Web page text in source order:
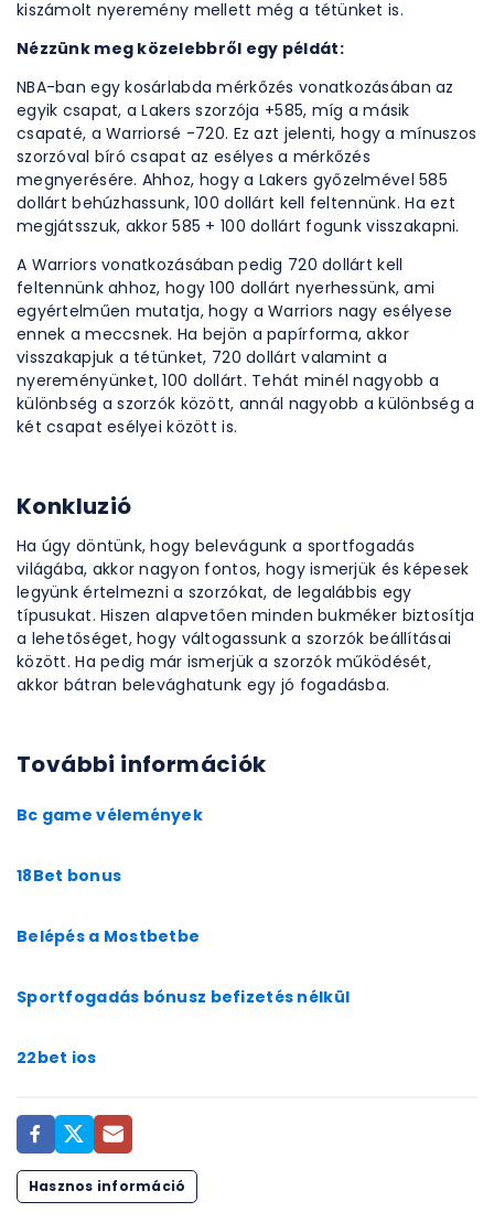
kiszámolt nyeremény mellett még a tétünket is.
Nézzünk meg közelebbről egy példát:
NBA-ban egy kosárlabda mérkőzés vonatkozásában az
egyik csapat, a Lakers szorzója +585, míg a másik
csapaté, a Warriorsé -720. Ez azt jelenti, hogy a mínuszos
szorzóval bíró csapat az esélyes a mérkőzés
megnyerésére. Ahhoz, hogy a Lakers győzelmével 585
dollárt behúzhassunk, 100 dollárt kell feltennünk. Ha ezt
megjátsszuk, akkor 585 + 100 dollárt fogunk visszakapni.
A Warriors vonatkozásában pedig 720 dollárt kell
feltennünk ahhoz, hogy 100 dollárt nyerhessünk, ami
egyértelműen mutatja, hogy a Warriors nagy esélyese
ennek a meccsnek. Ha bejön a papírforma, akkor
visszakapjuk a tétünket, 720 dollárt valamint a
nyereményünket, 100 dollárt. Tehát minél nagyobb a
különbség a szorzók között, annál nagyobb a különbség a
két csapat esélyei között is.
Konkluzió
Ha úgy döntünk, hogy belevágunk a sportfogadás
világába, akkor nagyon fontos, hogy ismerjük és képesek
legyünk értelmezni a szorzókat, de legalábbis egy
típusukat. Hiszen alapvetően minden bukméker biztosítja
a lehetőséget, hogy váltogassunk a szorzók beállításai
között. Ha pedig már ismerjük a szorzók működését,
akkor bátran belevághatunk egy jó fogadásba.
További információk
Bc game vélemények
18Bet bonus
Belépés a Mostbetbe
Sportfogadás bónusz befizetés nélkül
22bet ios
Hasznos információ